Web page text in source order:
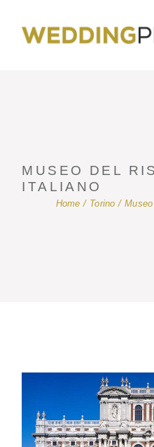
content
MUSEO DEL
ITALIANO
Home Torino